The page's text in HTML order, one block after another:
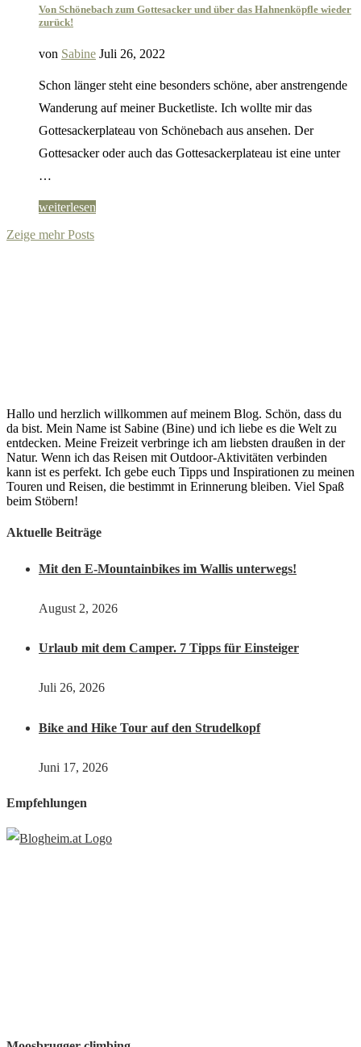
Von Schönebach zum Gottesacker und über das Hahnenköpfle wieder
zurück!
von Sabine Juli 26, 2022
Schon länger steht eine besonders schöne, aber anstrengende
Wanderung auf meiner Bucketliste. Ich wollte mir das
Gottesackerplateau von Schönebach aus ansehen. Der
Gottesacker oder auch das Gottesackerplateau ist eine unter
…
weiterlesen
Zeige mehr Posts
Hallo und herzlich willkommen auf meinem Blog. Schön, dass du
da bist. Mein Name ist Sabine (Bine) und ich liebe es die Welt zu
entdecken. Meine Freizeit verbringe ich am liebsten draußen in der
Natur. Wenn ich das Reisen mit Outdoor-Aktivitäten verbinden
kann ist es perfekt. Ich gebe euch Tipps und Inspirationen zu meinen
Touren und Reisen, die bestimmt in Erinnerung bleiben. Viel Spaß
beim Stöbern!
Aktuelle Beiträge
Mit den E-Mountainbikes im Wallis unterwegs!
August 2, 2026
Urlaub mit dem Camper. 7 Tipps für Einsteiger
Juli 26, 2026
Bike and Hike Tour auf den Strudelkopf
Juni 17, 2026
Empfehlungen